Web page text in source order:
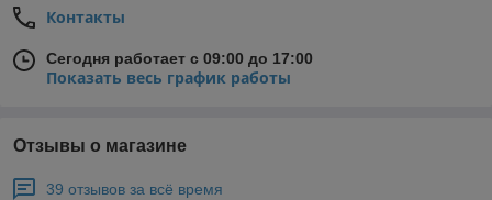
Контакты
Сегодня работает с 09:00 до 17:00
Показать весь график работы
Отзывы о магазине
39 отзывов за всё время